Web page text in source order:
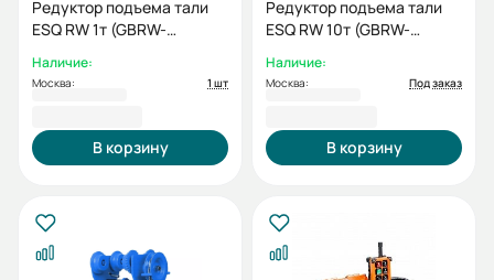
Редуктор подъема тали
ESQ RW 1т (GBRW-
Наличие:
Москва: 1 шт
В корзину
Редуктор подъема тали
ESQ RW 10т (GBRW-
Наличие:
Москва: Под заказ
В корзину